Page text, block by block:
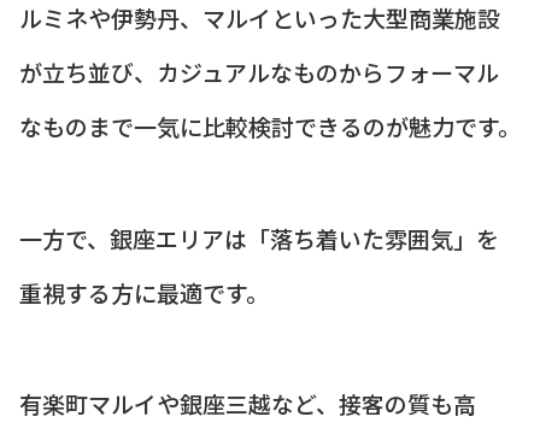
ルミネや伊勢丹、マルイといった大型商業施設
が立ち並び、カジュアルなものからフォーマル
なものまで一気に比較検討できるのが魅力です。
一方で、銀座エリアは「落ち着いた雰囲気」を
重視する方に最適です。
有楽町マルイや銀座三越など、接客の質も高